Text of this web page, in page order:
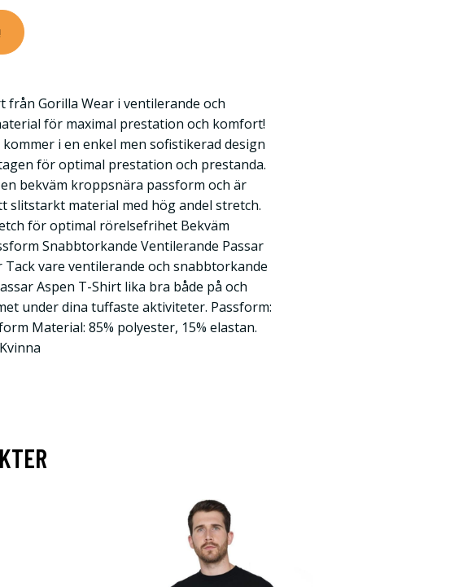
från Gorilla Wear i ventilerande och
för maximal prestation och komfort!
i en enkel men sofistikerad design
för optimal prestation och prestanda.
bekväm kroppsnära passform och är
slitstarkt material med hög andel stretch.
för optimal rörelsefrihet Bekväm
Snabbtorkande Ventilerande Passar
vare ventilerande och snabbtorkande
Aspen T-Shirt lika bra både på och
under dina tuffaste aktiviteter. Passform:
Material: 85% polyester, 15% elastan.